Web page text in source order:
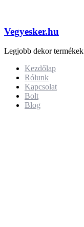
Vegyesker.hu
Legjobb dekor termékek
Kezdőlap
Rólunk
Kapcsolat
Bolt
Blog